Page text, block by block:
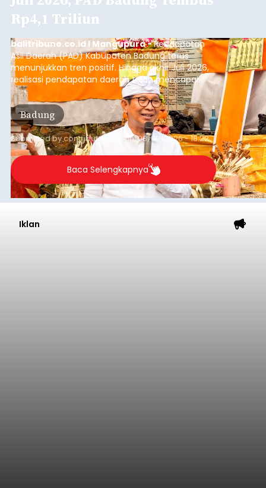
Rp4,1 Triliun
balitribune.co.id I Mangupura -Pendapatan
Asli Daerah (PAD) Kabupaten Badung terus
menunjukkan tren positif. Hingga akhir Juli 2026,
realisasi pendapatan daerah telah mencapai
Rp4,1 triliun atau rata-rata sekitar Rp730 miliar
per bulan, meningkat signifikan dibandingkan
rata-rata penerimaan sebelumnya yang berkisar
Rp350 miliar hingga Rp400 miliar per bulan.
Badung
Submitted bycontributor Sun, 08/09/2026 - 18:22
Baca Selengkapnya
Iklan